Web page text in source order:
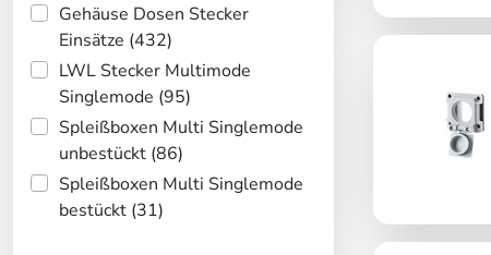
Gehäuse Dosen Stecker
Einsätze (432)
LWL Stecker Multimode
Singlemode (95)
Spleißboxen Multi Singlemode
unbestückt (86)
Spleißboxen Multi Singlemode
bestückt (31)